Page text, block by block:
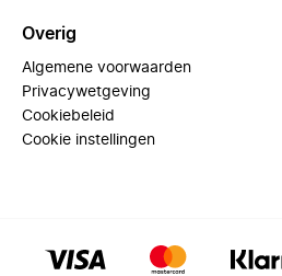
Overig
Algemene voorwaarden
Privacywetgeving
Cookiebeleid
Cookie instellingen